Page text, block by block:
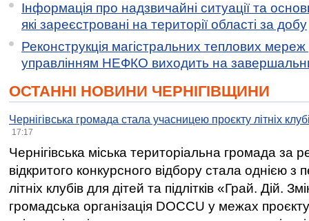
Інформація про надзвичайні ситуації та
які зареєстровані на території області за добу
Реконструкція магістральних теплових мереж
управлінням НЕФКО виходить на
ОСТАННІ НОВИНИ ЧЕРНІГІВЩИНИ
Чернігівська громада стала учасницею проєкту літніх
17:17
Чернігівська міська територіальна громада за
відкритого конкурсного відбору стала однією
літніх клубів для дітей та підлітків «Грай. Дій.
громадська організація DOCCU у межах